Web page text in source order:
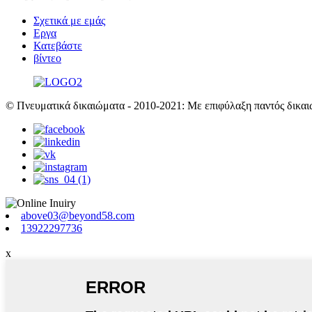
Σχετικά με εμάς
Εργα
Κατεβάστε
βίντεο
© Πνευματικά δικαιώματα - 2010-2021: Με επιφύλαξη παντός
above03@beyond58.com
13922297736
x